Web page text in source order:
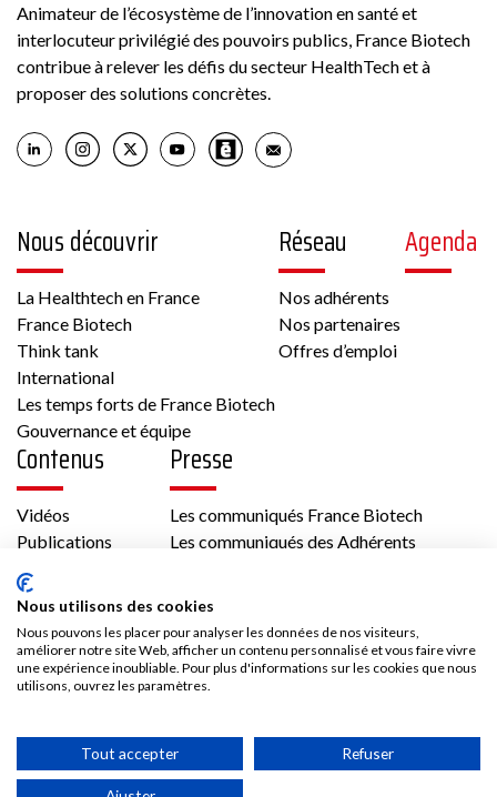
Animateur de l’écosystème de l’innovation en santé et
interlocuteur privilégié des pouvoirs publics, France Biotech
contribue à relever les défis du secteur HealthTech et à
proposer des solutions concrètes.
Nous découvrir
La Healthtech en France
France Biotech
Think tank
International
Les temps forts de France Biotech
Gouvernance et équipe
Réseau
Nos adhérents
Nos partenaires
Offres d’emploi
Agenda
Contenus
Vidéos
Publications
Presse
Les communiqués France Biotech
Les communiqués des Adhérents
Nous rejoindre
Adhésion
Les avantages d’adhérer à France Biotech
Nous utilisons des cookies
Nous pouvons les placer pour analyser les données de nos visiteurs,
améliorer notre site Web, afficher un contenu personnalisé et vous faire vivre
une expérience inoubliable. Pour plus d'informations sur les cookies que nous
utilisons, ouvrez les paramètres.
Tout accepter Refuser